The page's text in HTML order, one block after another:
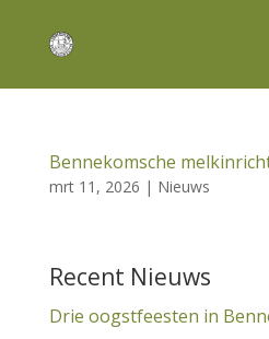
Bennekomsche
mrt 11, 2026 | Nieuws
Recent Nieuws
Drie oogstfeesten in